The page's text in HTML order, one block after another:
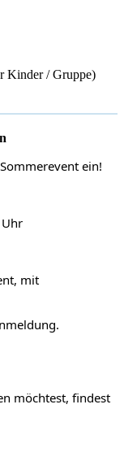
Kinder / Gruppe)
Sommerevent ein!
mit
möchtest, findest